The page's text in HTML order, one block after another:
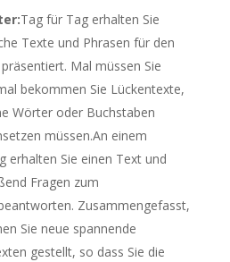
Tag für Tag erhalten Sie
Texte und Phrasen für den
Mal müssen Sie
bekommen Sie Lückentexte,
Wörter oder Buchstaben
müssen.An einem
erhalten Sie einen Text und
Fragen zum
Zusammengefasst,
Sie neue spannende
gestellt, so dass Sie die